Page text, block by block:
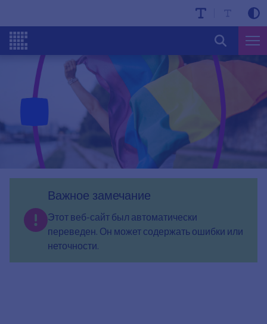
Важное замечание
Этот веб-сайт был автоматически
переведен. Он может содержать ошибки или
неточности.